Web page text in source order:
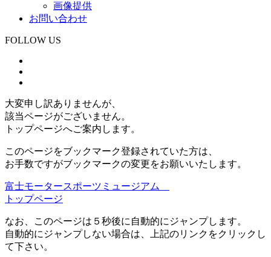
画像提供
お問い合わせ
FOLLOW US
大変申し訳ありませんが、
該当ページがございません。
トップページへご案内します。
このページをブックマーク登録されていた方は、
お手数ですがブックマークの変更をお願いいたします。
富士モータースポーツミュージアム
トップページ
なお、このページは５秒後に自動的にジャンプします。
自動的にジャンプしない場合は、上記のリンクをクリックし
て下さい。